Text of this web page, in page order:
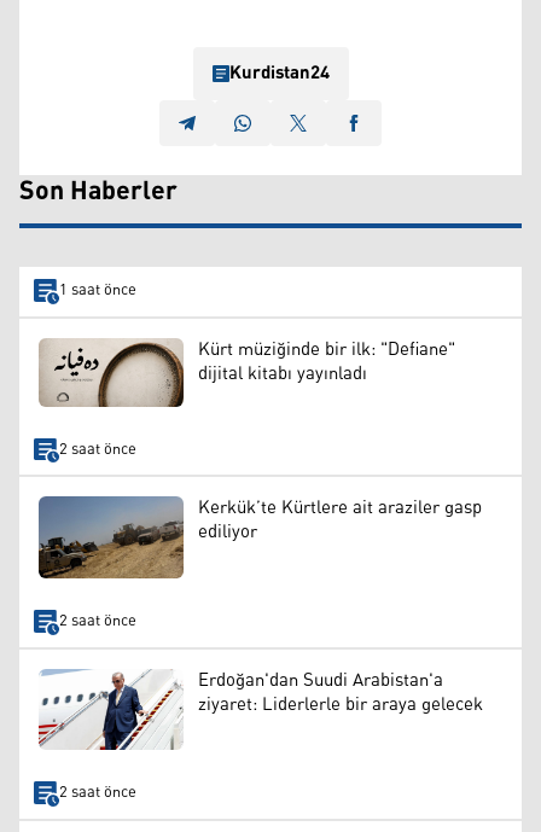
Kurdistan24
Son Haberler
1 saat önce
Kürt müziğinde bir ilk: "Defiane"
dijital kitabı yayınladı
2 saat önce
Kerkük’te Kürtlere ait araziler gasp
ediliyor
2 saat önce
Erdoğan'dan Suudi Arabistan'a
ziyaret: Liderlerle bir araya gelecek
2 saat önce